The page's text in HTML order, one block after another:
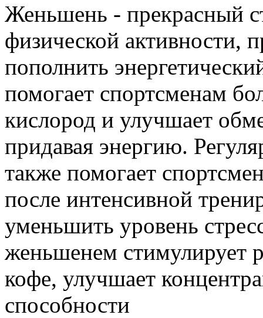
Женьшень - прекрасный
физической
пополнить
помогает спортсменам
кислород и улучшает
придавая энергию.
также помогает
после интенсивной
уменьшить уровень
женьшенем стимулирует
кофе, улучшает
способности